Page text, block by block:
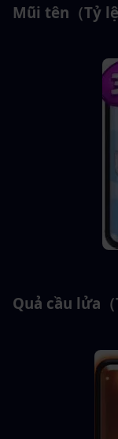
Mũi tên（Tỷ
Quả cầu lửa